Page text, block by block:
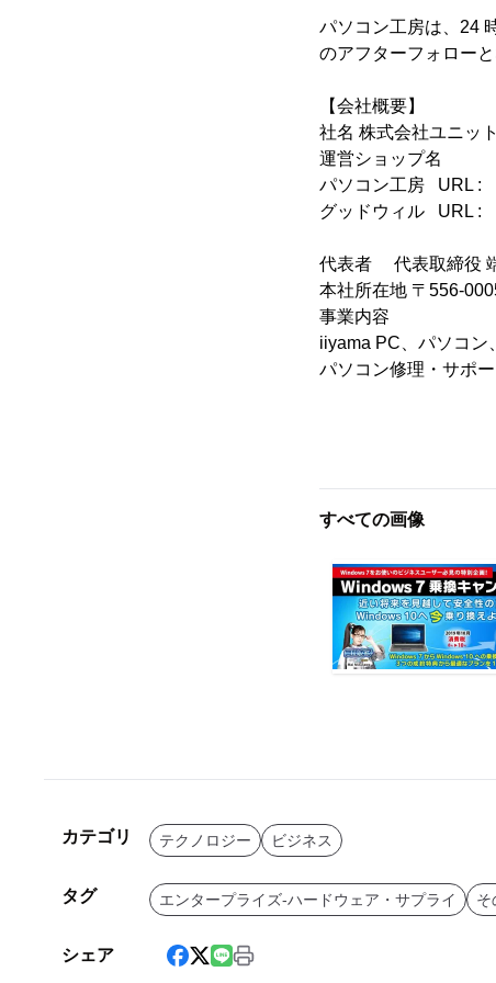
パソコン工房は、24
のアフターフォローと
【会社概要】
社名 株式会社ユニッ
運営ショップ名
パソコン工房 URL :
グッドウィル URL :
代表者 代表取締役
本社所在地 〒556-
事業内容
iiyama PC、パソコン
パソコン修理・サポ
すべての画像
カテゴリ テクノロジー ビジネス
タグ エンタープライズ-ハードウェア・サプライ そ
シェア